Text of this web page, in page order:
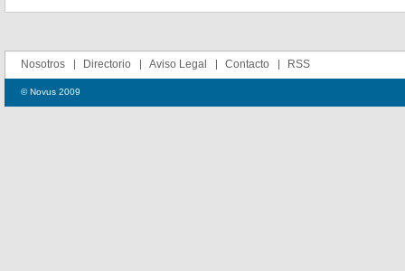
Nosotros Directorio Aviso Legal Contacto RSS
© Novus 2009